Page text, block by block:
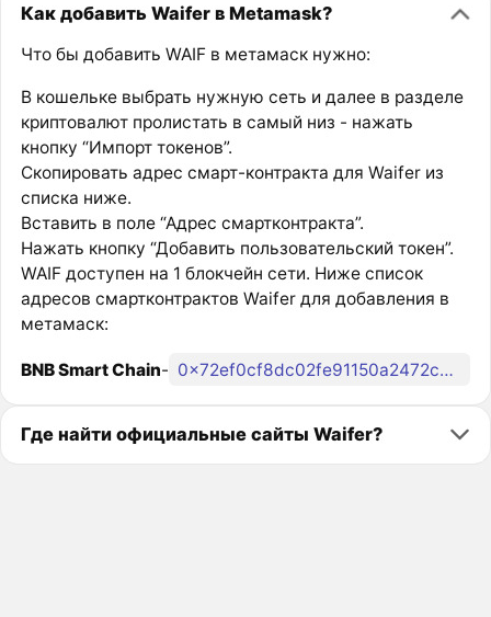
Как добавить Waifer в Metamask?
Что бы добавить WAIF в метамаск нужно:
В кошельке выбрать нужную сеть и далее в разделе
криптовалют пролистать в самый низ - нажать
кнопку “Импорт токенов”.
Скопировать адрес смарт-контракта для Waifer из
списка ниже.
Вставить в поле “Адрес смартконтракта”.
Нажать кнопку “Добавить пользовательский токен”.
WAIF доступен на 1 блокчейн сети. Ниже список
адресов смартконтрактов Waifer для добавления в
метамаск:
BNB Smart Chain- 0x72ef0cf8dc02fe91150a2472cc551de929e22fac
Где найти официальные сайты Waifer?